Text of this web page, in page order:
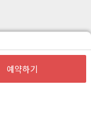
예약하기